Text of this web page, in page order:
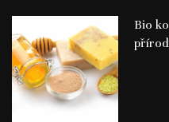
Bio